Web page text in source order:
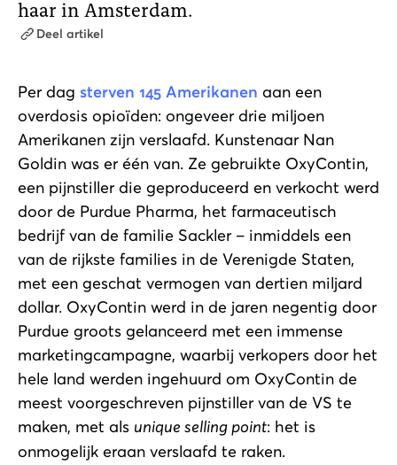
haar in Amsterdam.
Deel artikel
Per dag sterven 145 Amerikanen aan een
overdosis opioïden: ongeveer drie miljoen
Amerikanen zijn verslaafd. Kunstenaar Nan
Goldin was er één van. Ze gebruikte OxyContin,
een pijnstiller die geproduceerd en verkocht werd
door de Purdue Pharma, het farmaceutisch
bedrijf van de familie Sackler – inmiddels een
van de rijkste families in de Verenigde Staten,
met een geschat vermogen van dertien miljard
dollar. OxyContin werd in de jaren negentig door
Purdue groots gelanceerd met een immense
marketingcampagne, waarbij verkopers door het
hele land werden ingehuurd om OxyContin de
meest voorgeschreven pijnstiller van de VS te
maken, met als unique selling point: het is
onmogelijk eraan verslaafd te raken.